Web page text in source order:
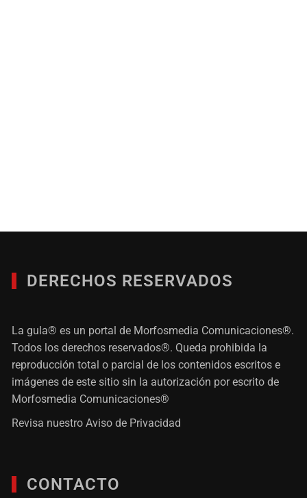
DERECHOS RESERVADOS
La gula® es un portal de Morfosmedia Comunicaciones®.
Todos los derechos reservados®. Queda prohibida la
reproducción total o parcial de los contenidos escritos e
imágenes de este sitio sin la autorización por escrito de
Morfosmedia Comunicaciones®
Revisa nuestroAviso de Privacidad
CONTACTO